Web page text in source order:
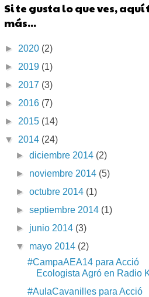
Si te gusta lo que ves, aquí
más...
► 2020 (2)
► 2019 (1)
► 2017 (3)
► 2016 (7)
► 2015 (14)
▼ 2014 (24)
►diciembre 2014 (2)
► noviembre 2014 (5)
►octubre 2014 (1)
►septiembre 2014 (1)
► junio 2014 (3)
▼ mayo 2014 (2)
#CampaAEA14 para Acció
Ecologista Agró en Radio
#AulaCavanilles para Acció